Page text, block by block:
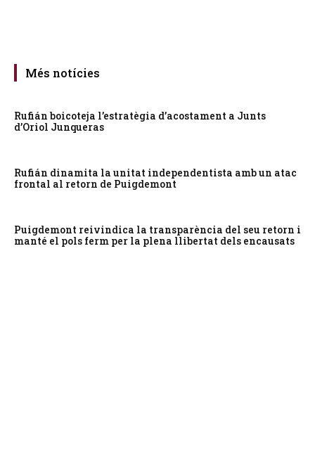
Més notícies
Rufián boicoteja l’estratègia d’acostament a Junts
d’Oriol Junqueras
Rufián dinamita la unitat independentista amb un atac
frontal al retorn de Puigdemont
Puigdemont reivindica la transparència del seu retorn i
manté el pols ferm per la plena llibertat dels encausats